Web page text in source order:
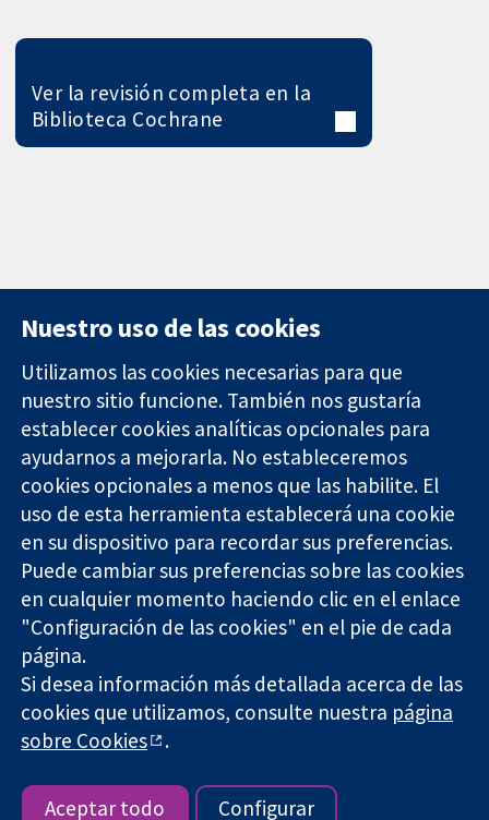
Ver la revisión completa en la
Biblioteca Cochrane
Evidencia fiable.
Decisiones
informadas.
Mejor salud.
11-13 Cavendish
Square
Londres
W1G 0AN
Reino Unido
Contacto
Noticias
Prensa
Sobre
nosotros
Empleo
Cochrane
Library
The Cochrane Collaboration is a charity (no. 1045921) and a
company limited by guarantee (no. 03044323) registered in
England & Wales. VAT registration number GB 718 2127 49.
Copyright © 2026 The Cochrane Collaboration
Términos y condiciones del sitio web|Responsabilidades
Privacidad|Política de cookies|Configuración de cookies
Nuestro uso de las cookies
Utilizamos las cookies necesarias para que
nuestro sitio funcione. También nos gustaría
establecer cookies analíticas opcionales para
ayudarnos a mejorarla. No estableceremos
cookies opcionales a menos que las habilite. El
uso de esta herramienta establecerá una cookie
en su dispositivo para recordar sus preferencias.
Puede cambiar sus preferencias sobre las cookies
en cualquier momento haciendo clic en el enlace
"Configuración de las cookies" en el pie de cada
página.
Si desea información más detallada acerca de las
cookies que utilizamos, consulte nuestra página
sobre Cookies
.
Aceptar todo Configurar